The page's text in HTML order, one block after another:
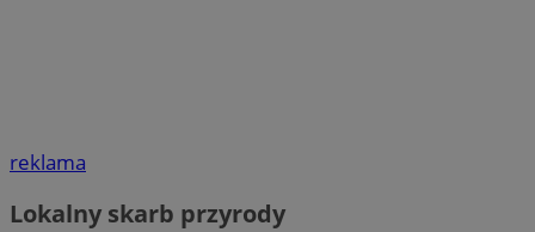
reklama
Lokalny skarb przyrody